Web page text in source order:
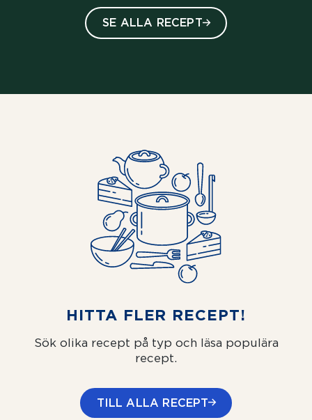
SE ALLA RECEPT
HITTA FLER RECEPT!
Sök olika recept på typ och läsa populära
recept.
TILL ALLA RECEPT